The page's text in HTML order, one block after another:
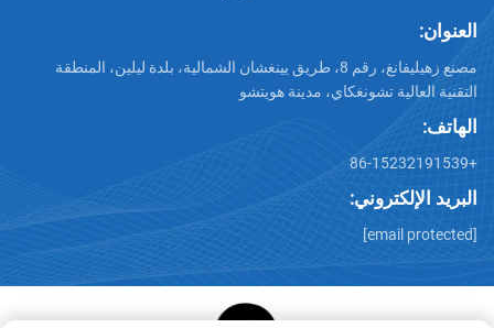
العنوان:
مصنع زهيليفانغ، رقم 8، طريق يينغشان الشمالية، بلدة ليلين، المنطقة
التقنية العالية تشونغكاي، مدينة هويتشو
الهاتف:
+86-15232191539
البريد الإلكتروني:
[email protected]